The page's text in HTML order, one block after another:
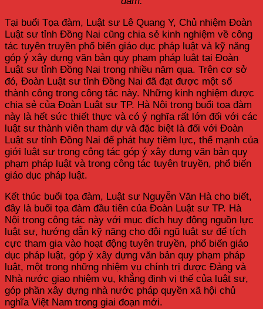
Tại buổi Tọa đàm, Luật sư Lê Quang Y, Chủ nhiệm Đoàn
Luật sư tỉnh Đồng Nai cũng chia sẻ kinh nghiệm về công
tác tuyên truyền phổ biến giáo dục pháp luật và kỹ năng
góp ý xây dựng văn bản quy phạm pháp luật tại Đoàn
Luật sư tỉnh Đồng Nai trong nhiều năm qua. Trên cơ sở
đó, Đoàn Luật sư tỉnh Đồng Nai đã đạt được một số
thành công trong công tác này. Những kinh nghiệm được
chia sẻ của Đoàn Luật sư TP. Hà Nội trong buổi tọa đàm
này là hết sức thiết thực và có ý nghĩa rất lớn đối với các
luật sư thành viên tham dự và đặc biệt là đối với Đoàn
Luật sư tỉnh Đồng Nai để phát huy tiềm lực, thế mạnh của
giới luật sư trong công tác góp ý xây dựng văn bản quy
phạm pháp luật và trong công tác tuyên truyền, phổ biến
giáo dục pháp luật.
Kết thúc buổi tọa đàm, Luật sư Nguyễn Văn Hà cho biết,
đây là buổi tọa đàm đầu tiên của Đoàn Luật sư TP. Hà
Nội trong công tác này với mục đích huy động nguồn lực
luật sư, hướng dẫn kỹ năng cho đội ngũ luật sư để tích
cực tham gia vào hoạt động tuyên truyền, phổ biến giáo
dục pháp luật, góp ý xây dựng văn bản quy phạm pháp
luật, một trong những nhiệm vụ chính trị được Đảng và
Nhà nước giao nhiệm vụ, khẳng định vị thế của luật sư,
góp phần xây dựng nhà nước pháp quyền xã hội chủ
nghĩa Việt Nam trong giai đoạn mới.